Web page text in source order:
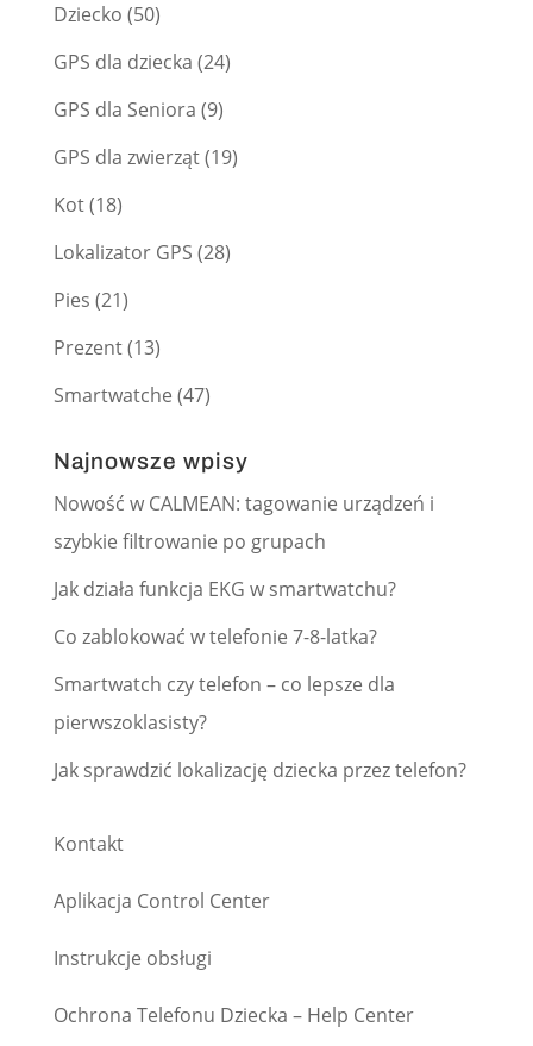
Dziecko (50)
GPS dla dziecka (24)
GPS dla Seniora (9)
GPS dla zwierząt(19)
Kot(18)
Lokalizator GPS (28)
Pies (21)
Prezent(13)
Smartwatche (47)
Najnowsze wpisy
Nowość w CALMEAN: tagowanie urządzeń i
szybkie filtrowanie po grupach
Jak działa funkcja EKG w smartwatchu?
Co zablokować w telefonie 7-8-latka?
Smartwatch czy telefon – co lepsze dla
pierwszoklasisty?
Jak sprawdzić lokalizację dziecka przez telefon?
Kontakt
Aplikacja Control Center
Instrukcje obsługi
Ochrona Telefonu Dziecka – Help Center